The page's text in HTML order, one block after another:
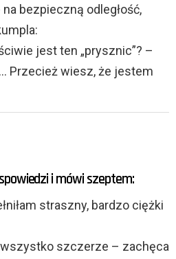
bezpieczną odległość,
jest ten „prysznic”? –
Przecież wiesz, że jestem
i mówi szeptem:
straszny, bardzo ciężki
szczerze – zachęca